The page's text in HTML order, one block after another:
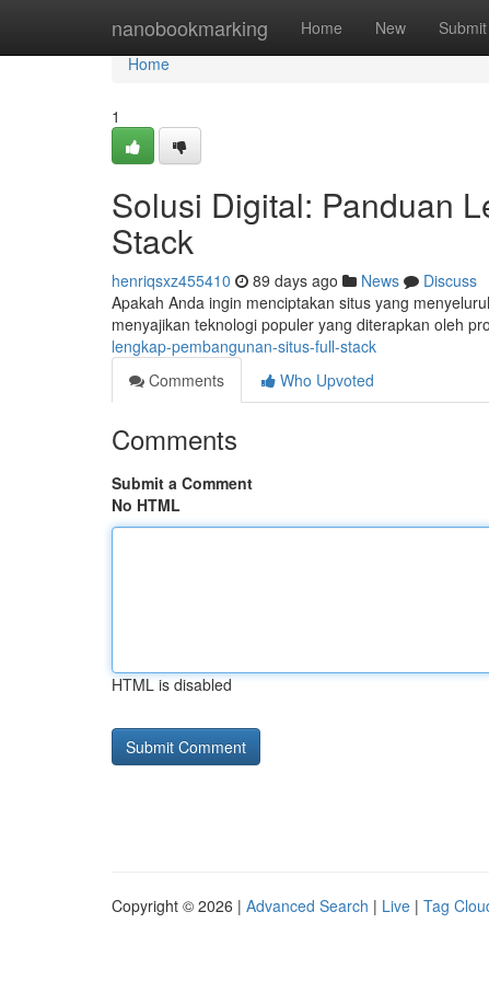
nanobookmarking Home New Submit
Home
Home
1
Solusi Digital: Panduan
Stack
henriqsxz455410 89 days ago News
Discuss
Apakah Anda ingin menciptakan situs yang
menyajikan teknologi populer yang diterapkan oleh
lengkap-pembangunan-situs-full-stack
Comments
Who Upvoted
Comments
Submit a Comment
No HTML
HTML is disabled
Copyright © 2026 | Advanced Search | Live | Tag